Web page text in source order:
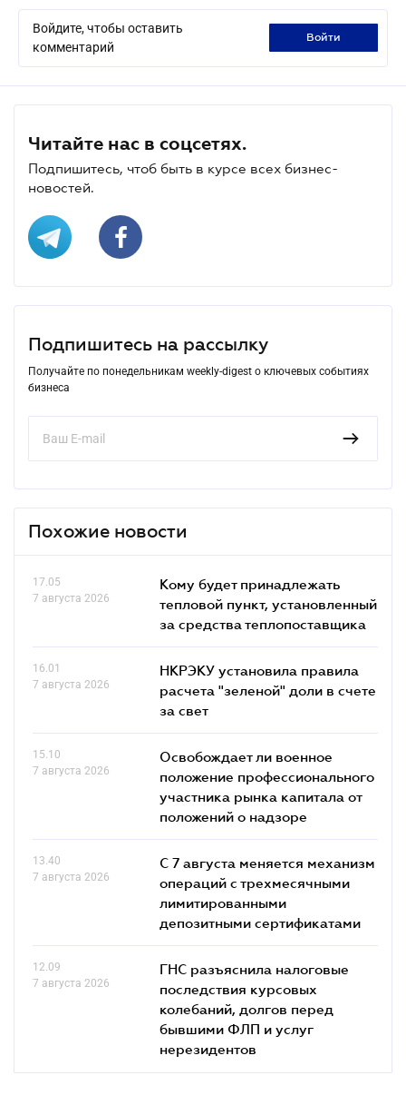
Войдите, чтобы оставить
комментарий
войти
Читайте нас в соцсетях.
Подпишитесь, чтоб быть в курсе всех бизнес-
новостей.
Подпишитесь на рассылку
Получайте по понедельникам weekly-digest о ключевых событиях
бизнеса
Похожие новости
17.05
7 августа 2026
Кому будет принадлежать
тепловой пункт, установленный
за средства теплопоставщика
16.01
7 августа 2026
НКРЭКУ установила правила
расчета "зеленой" доли в счете
за свет
15.10
7 августа 2026
Освобождает ли военное
положение профессионального
участника рынка капитала от
положений о надзоре
13.40
7 августа 2026
С 7 августа меняется механизм
операций с трехмесячными
лимитированными
депозитными сертификатами
12.09
7 августа 2026
ГНС разъяснила налоговые
последствия курсовых
колебаний, долгов перед
бывшими ФЛП и услуг
нерезидентов